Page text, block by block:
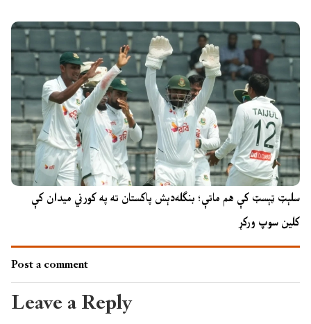
سلېټ ټېسټ کې هم ماتې؛ بنګله‌دېش پاکستان ته په کورني میدان کې
کلین سوپ ورکړ
Post a comment
Leave a Reply